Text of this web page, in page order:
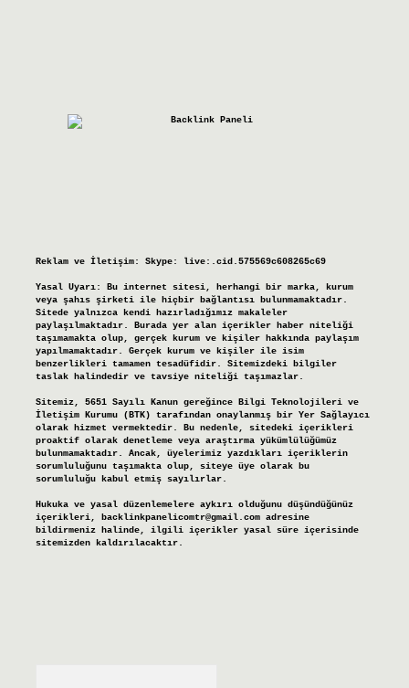
Reklam ve İletişim: Skype: live:.cid.575569c608265c69
Yasal Uyarı:
Bu internet sitesi, herhangi bir marka, kurum
veya şahıs şirketi ile hiçbir bağlantısı bulunmamaktadır.
Sitede yalnızca kendi hazırladığımız makaleler
paylaşılmaktadır. Burada yer alan içerikler haber niteliği
taşımamakta olup, gerçek kurum ve kişiler hakkında paylaşım
yapılmamaktadır. Gerçek kurum ve kişiler ile isim
benzerlikleri tamamen tesadüfidir. Sitemizdeki bilgiler
taslak halindedir ve tavsiye niteliği taşımazlar.
Sitemiz, 5651 Sayılı Kanun gereğince Bilgi Teknolojileri ve
İletişim Kurumu (BTK) tarafından onaylanmış bir Yer Sağlayıcı
olarak hizmet vermektedir. Bu nedenle, sitedeki içerikleri
proaktif olarak denetleme veya araştırma yükümlülüğümüz
bulunmamaktadır. Ancak, üyelerimiz yazdıkları içeriklerin
sorumluluğunu taşımakta olup, siteye üye olarak bu
sorumluluğu kabul etmiş sayılırlar.
Hukuka ve yasal düzenlemelere aykırı olduğunu düşündüğünüz
içerikleri, backlinkpanelicomtr@gmail.comadresine
bildirmeniz halinde, ilgili içerikler yasal süre içerisinde
sitemizden kaldırılacaktır.